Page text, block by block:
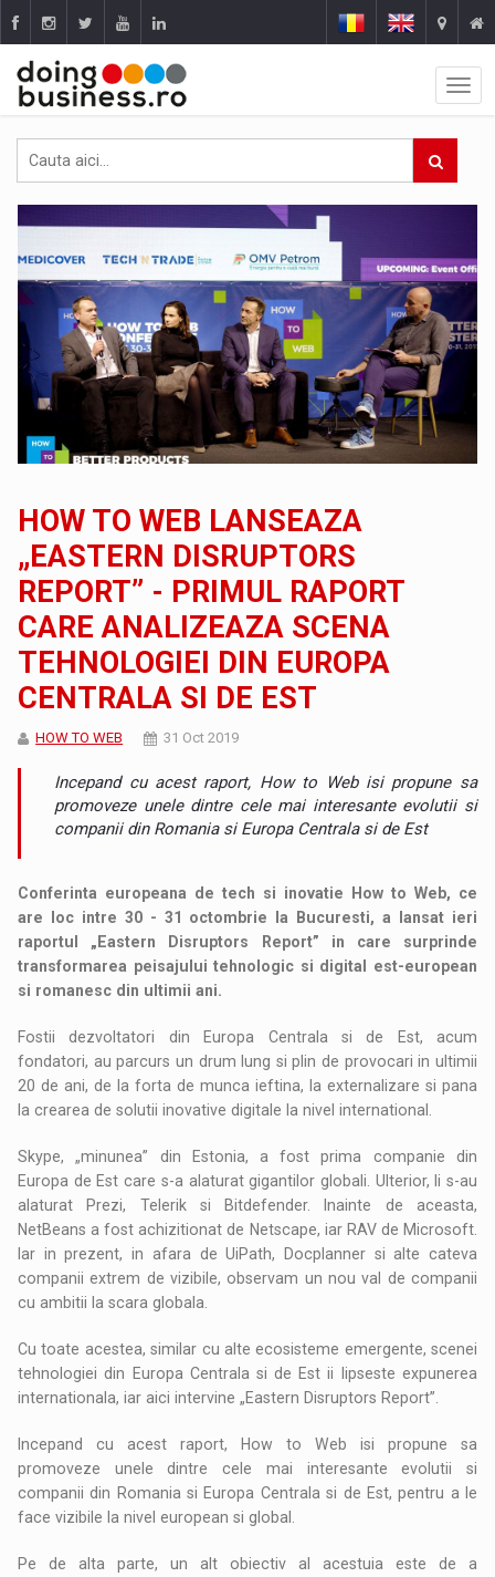
HOW TO WEB LANSEAZA
„EASTERN DISRUPTORS
REPORT” - PRIMUL RAPORT
CARE ANALIZEAZA SCENA
TEHNOLOGIEI DIN EUROPA
CENTRALA SI DE EST
HOW TO WEB 31 Oct 2019
Incepand cu acest raport, How to Web isi propune sa
promoveze unele dintre cele mai interesante evolutii si
companii din Romania si Europa Centrala si de Est
Conferinta europeana de tech si inovatie How to Web, ce
are loc intre 30 - 31 octombrie la Bucuresti, a lansat ieri
raportul „Eastern Disruptors Report” in care surprinde
transformarea peisajului tehnologic si digital est-european
si romanesc din ultimii ani.
Fostii dezvoltatori din Europa Centrala si de Est, acum
fondatori, au parcurs un drum lung si plin de provocari in ultimii
20 de ani, de la forta de munca ieftina, la externalizare si pana
la crearea de solutii inovative digitale la nivel international.
Skype, „minunea” din Estonia, a fost prima companie din
Europa de Est care s-a alaturat gigantilor globali. Ulterior, li s-au
alaturat Prezi, Telerik si Bitdefender. Inainte de aceasta,
NetBeans a fost achizitionat de Netscape, iar RAV de Microsoft.
Iar in prezent, in afara de UiPath, Docplanner si alte cateva
companii extrem de vizibile, observam un nou val de companii
cu ambitii la scara globala.
Cu toate acestea, similar cu alte ecosisteme emergente, scenei
tehnologiei din Europa Centrala si de Est ii lipseste expunerea
internationala, iar aici intervine „Eastern Disruptors Report”.
Incepand cu acest raport, How to Web isi propune sa
promoveze unele dintre cele mai interesante evolutii si
companii din Romania si Europa Centrala si de Est, pentru a le
face vizibile la nivel european si global.
Pe de alta parte, un alt obiectiv al acestuia este de a